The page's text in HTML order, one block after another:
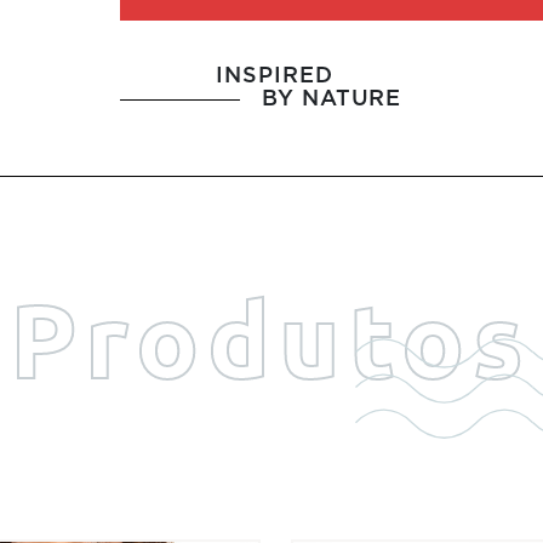
INSPIRED
BY NATURE
Produtos